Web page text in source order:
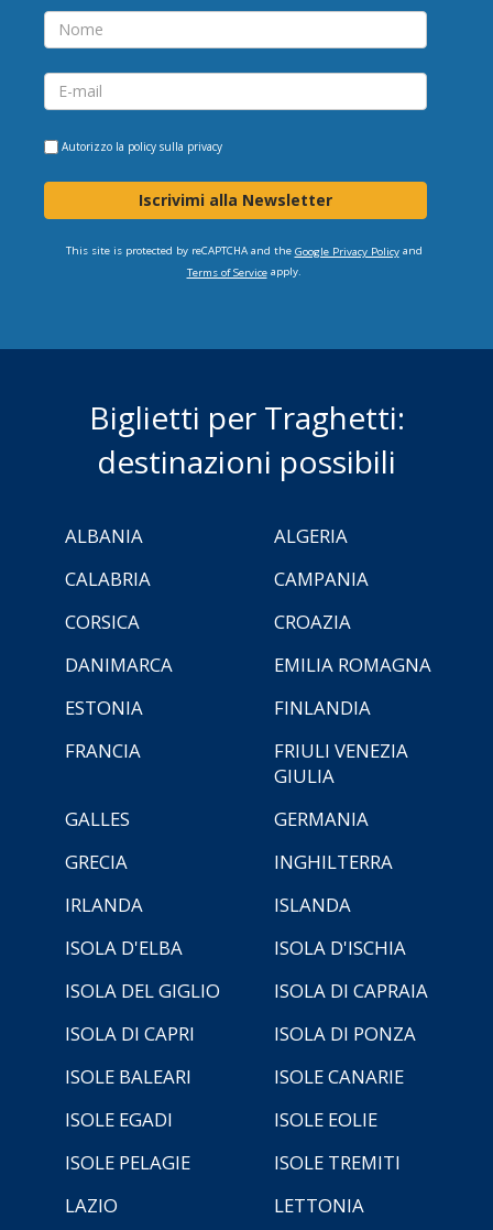
Autorizzo la policy sulla privacy
Iscrivimi alla Newsletter
This site is protected by reCAPTCHA and the Google Privacy Policyand
Terms of Serviceapply.
Biglietti per Traghetti:
destinazioni possibili
ALBANIA
ALGERIA
CALABRIA
CAMPANIA
CORSICA
CROAZIA
DANIMARCA
EMILIA ROMAGNA
ESTONIA
FINLANDIA
FRANCIA
FRIULI VENEZIA
GIULIA
GALLES
GERMANIA
GRECIA
INGHILTERRA
IRLANDA
ISLANDA
ISOLA D'ELBA
ISOLA D'ISCHIA
ISOLA DEL GIGLIO
ISOLA DI CAPRAIA
ISOLA DI CAPRI
ISOLA DI PONZA
ISOLE BALEARI
ISOLE CANARIE
ISOLE EGADI
ISOLE EOLIE
ISOLE PELAGIE
ISOLE TREMITI
LAZIO
LETTONIA